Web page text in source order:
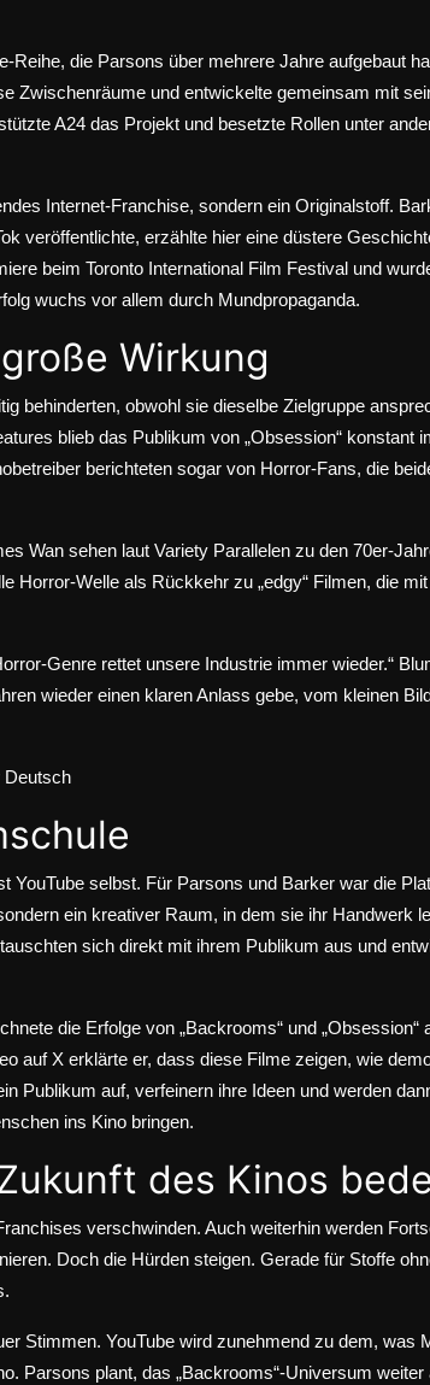
Reihe, die Parsons über mehrere Jahre aufgebaut
Zwischenräume und entwickelte gemeinsam mit
A24 das Projekt und besetzte Rollen unter
Internet-Franchise, sondern ein Originalstoff.
veröffentlichte, erzählte hier eine düstere
beim Toronto International Film Festival und
wuchs vor allem durch Mundpropaganda.
Wirkung
behinderten, obwohl sie dieselbe Zielgruppe
blieb das Publikum von „Obsession“ konstant
berichteten sogar von Horror-Fans, die
Wan sehen laut Variety Parallelen zu den 70er-
Horror-Welle als Rückkehr zu „edgy“ Filmen, die
Genre rettet unsere Industrie immer wieder.“
wieder einen klaren Anlass gebe, vom kleinen
Deutsch
YouTube selbst. Für Parsons und Barker war die
ein kreativer Raum, in dem sie ihr Handwerk
sich direkt mit ihrem Publikum aus und
die Erfolge von „Backrooms“ und „Obsession“
auf X erklärte er, dass diese Filme zeigen, wie
Publikum auf, verfeinern ihre Ideen und werden
ins Kino bringen.
des Kinos
verschwinden. Auch weiterhin werden
Doch die Hürden steigen. Gerade für Stoffe
Stimmen. YouTube wird zunehmend zu dem, was
Parsons plant, das „Backrooms“-Universum